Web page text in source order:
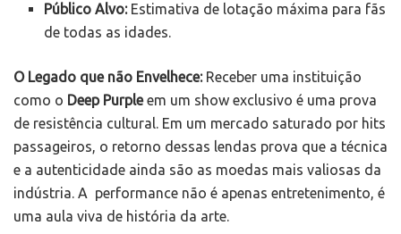
Público Alvo:Estimativa de lotação máxima para fãs
de todas as idades.
O Legado que não Envelhece:Receber uma instituição
como o Deep Purpleem um show exclusivo é uma prova
de resistência cultural. Em um mercado saturado por hits
passageiros, o retorno dessas lendas prova que a técnica
e a autenticidade ainda são as moedas mais valiosas da
indústria. A performance não é apenas entretenimento, é
uma aula viva de história da arte.